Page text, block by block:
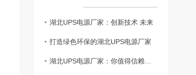
湖北UPS电源厂家：创新技术 未来
打造绿色环保的湖北UPS电源厂家
湖北UPS电源厂家：你值得信赖的能源供应商